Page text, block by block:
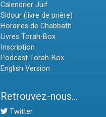
Calendrier Juif
Sidour (livre de prière)
Horaires de Chabbath
Livres Torah-Box
Inscription
Podcast Torah-Box
English Version
Retrouvez-nous...
Twitter